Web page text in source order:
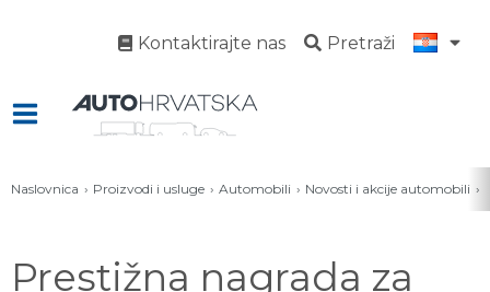
Kontaktirajte nas Pretraži
Naslovnica Proizvodi i usluge Automobili Novosti i akcije automobili
Prestižna nagrada za